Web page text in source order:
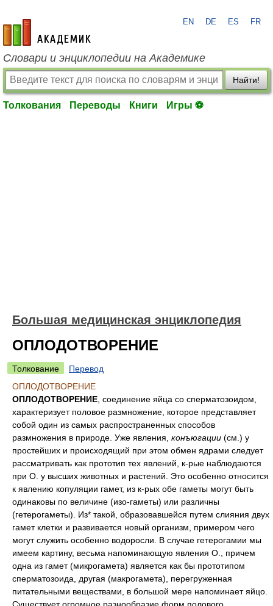
academic.ru
EN DE ES FR
Словари и энциклопедии на Академике
Найти!
Толкования Переводы Книги Игры ⚽
Большая медицинская энциклопедия
ОПЛОДОТВОРЕНИЕ
Толкование
Перевод
ОПЛОДОТВОРЕНИЕ
ОПЛОДОТВОРЕНИЕ , соединение яйца со сперматозоидом,
характеризует половое размножение, которое представляет
собой один из самых распространенных способов
размножения в природе. Уже явления, конъюгации (см.) у
простейших и происходящий при этом обмен ядрами следует
рассматривать как прототип тех явлений, к-рые наблюдаются
при О. у высших животных и растений. Это особенно относится
к явлению копуляции гамет, из к-рых обе гаметы могут быть
одинаковы по величине (изо-гаметы) или различны
(гетерогаметы). Из* такой, образовавшейся путем слияния двух
гамет клетки и развивается новый организм, примером чего
могут служить особенно водоросли. В случае гетерогамии мы
имеем картину, весьма напоминающую явления О., причем
одна из гамет (микрогамета) является как бы прототипом
сперматозоида, другая (макрогамета), перегруженная
питательными веществами, в большой мере напоминает яйцо.